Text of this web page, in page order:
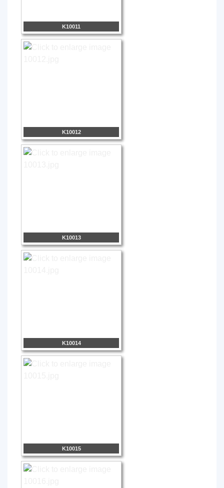
K10011
K10012
K10013
K10014
K10015